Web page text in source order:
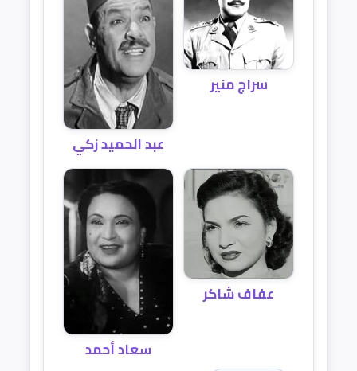
سراج منير
عبد الحميد زكي
عفاف شاكر
سعاد أحمد